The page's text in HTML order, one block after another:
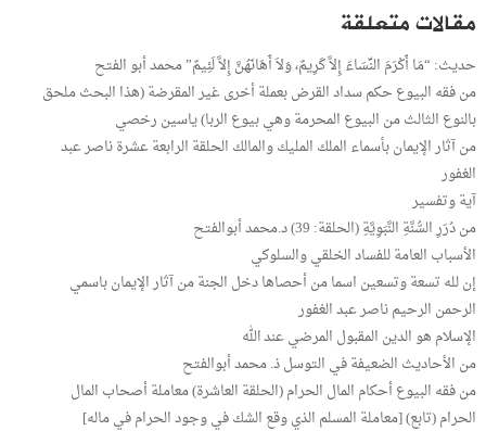
مقالات متعلقة
حديث: “مَا أَكْرَمَ النِّسَاءَ إِلاَّ كَرِيمٌ، وَلاَ أَهَانَهُنَّ إِلاَّ لَئِيمٌ” محمد أبو الفتح
من فقه البيوع حكم سداد القرض بعملة أخرى غير المقرضة (هذا البحث ملحق
بالنوع الثالث من البيوع المحرمة وهي بيوع الربا) ياسين رخصي
من آثار الإيمان بأسماء الملك المليك والمالك الحلقة الرابعة عشرة ناصر عبد
الغفور
آية وتفسير
من دُرَرِ السُّنَّةِ النَّبَوِيَّةِ (الحلقة: 39) د.محمد أبوالفتح
الأسباب العامة للفساد الخلقي والسلوكي
إن لله تسعة وتسعين اسما من أحصاها دخل الجنة من آثار الإيمان باسمي
الرحمن الرحيم ناصر عبد الغفور
الإسلام هو الدين المقبول المرضي عند الله
من الأحاديث الضعيفة في التوسل ذ. محمد أبوالفتح
من فقه البيوع أحكام المال الحرام (الحلقة العاشرة) معاملة أصحاب المال
الحرام (تابع) [معاملة المسلم الذي وقع الشك في وجود الحرام في ماله]